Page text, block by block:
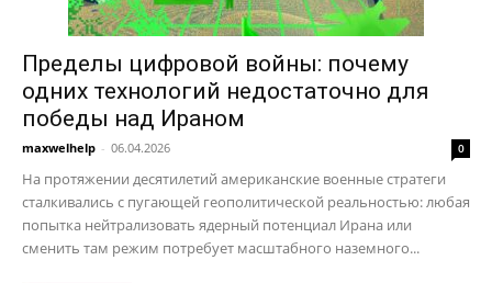
Пределы цифровой войны: почему
одних технологий недостаточно для
победы над Ираном
maxwelhelp - 06.04.2026 0
На протяжении десятилетий американские военные стратеги
сталкивались с пугающей геополитической реальностью: любая
попытка нейтрализовать ядерный потенциал Ирана или
сменить там режим потребует масштабного наземного...